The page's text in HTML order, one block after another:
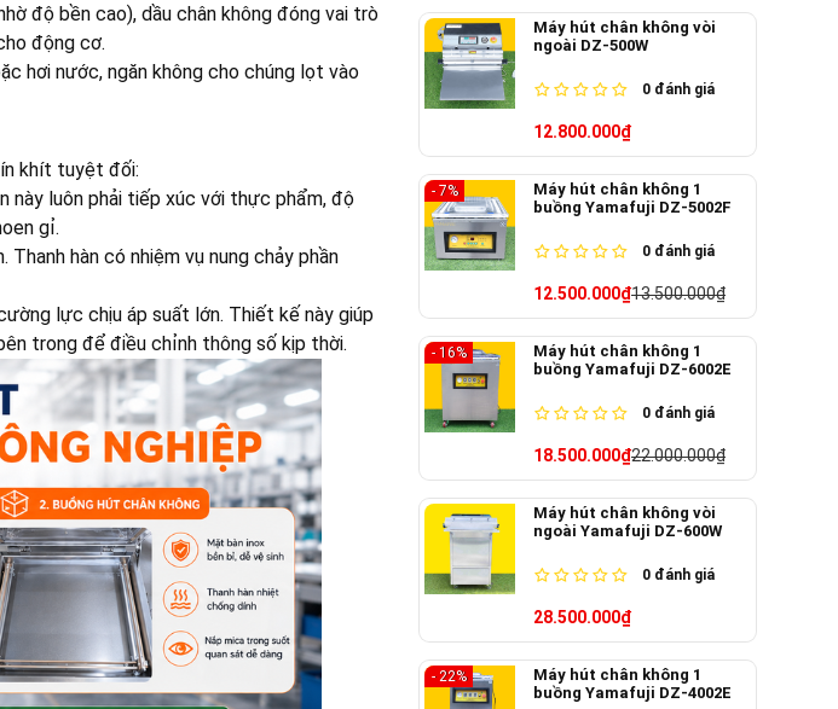
độ bền cao), dầu chân không đóng vai trò
động cơ.
hơi nước, ngăn không cho chúng lọt vào
khít tuyệt đối:
này luôn phải tiếp xúc với thực phẩm, độ
gỉ.
hàn có nhiệm vụ nung chảy phần
lực chịu áp suất lớn. Thiết kế này giúp
trong để điều chỉnh thông số kịp thời.
Máy hút chân không vòi
ngoài DZ-500W
0 đánh giá
12.800.000₫
- 7%
Máy hút chân không 1
buồng Yamafuji DZ-5002F
0 đánh giá
12.500.000₫13.500.000₫
- 16%
Máy hút chân không 1
buồng Yamafuji DZ-6002E
0 đánh giá
18.500.000₫22.000.000₫
Máy hút chân không vòi
ngoài Yamafuji DZ-600W
0 đánh giá
28.500.000₫
- 22%
Máy hút chân không 1
buồng Yamafuji DZ-4002E